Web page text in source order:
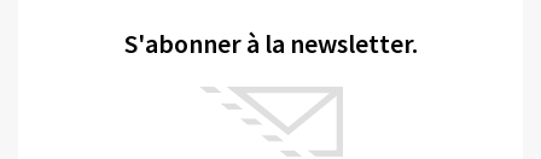
S'abonner à la newsletter.